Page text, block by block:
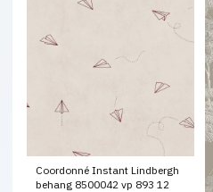
Coordonné Instant Lindbergh
behang 8500042 vp 893 12